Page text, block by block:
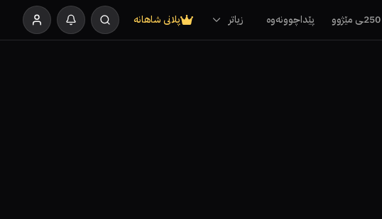
250ـی مێژوو پێداچوونەوە زیاتر پلانی شاهانە